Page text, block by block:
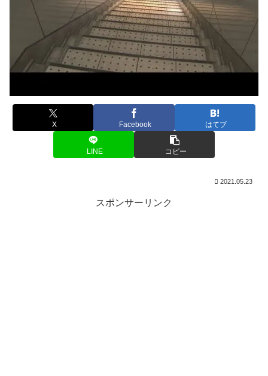
X Facebook はてブ
LINE コピー
2021.05.23
スポンサーリンク